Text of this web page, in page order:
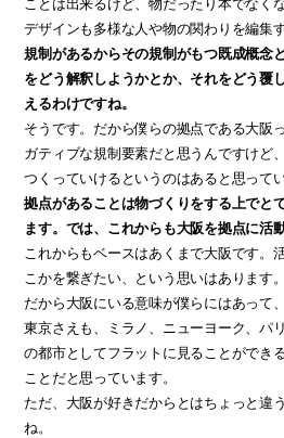
デザインも多様な人や物の関わりを編集
規制があるからその規制がもつ既成概念
をどう解釈しようかとか、それをどう覆
えるわけですね。
そうです。だから僕らの拠点である大阪
ガティブな規制要素だと思うんですけど
つくっていけるというのはあると思ってい
拠点があることは物づくりをする上でと
ます。では、これからも大阪を拠点に活
これからもベースはあくまで大阪です。
こかを繋ぎたい、という思いはあります。
だから大阪にいる意味が僕らにはあって
東京さえも、ミラノ、ニューヨーク、パ
の都市としてフラットに見ることができ
ことだと思っています。
ただ、大阪が好きだからとはちょっと違
ね。